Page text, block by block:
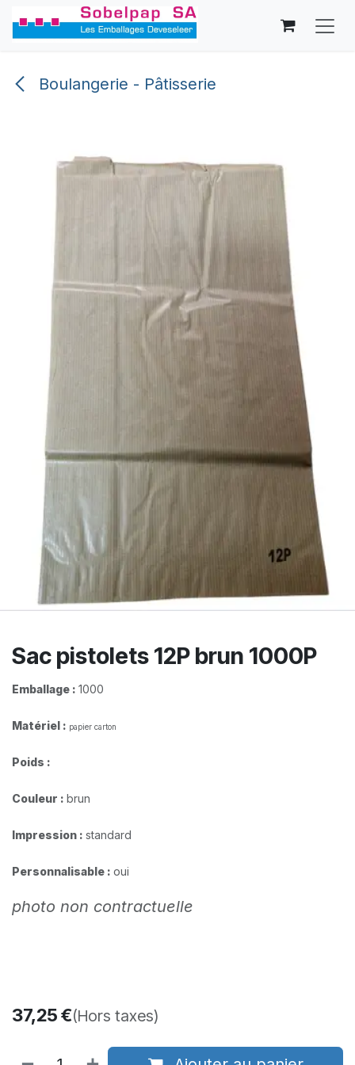
Se rendre au contenu
Boulangerie - Pâtisserie
Sac pistolets 12P brun 1000P
Emballage : 1000
Matériel : papier carton
Poids :
Couleur : brun
Impression : standard​
Personnalisable : oui
photo non contractuelle
37,25€(Hors taxes)